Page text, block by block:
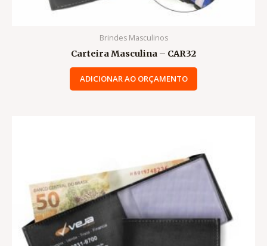
Brindes Masculinos
Carteira Masculina – CAR32
ADICIONAR AO ORÇAMENTO